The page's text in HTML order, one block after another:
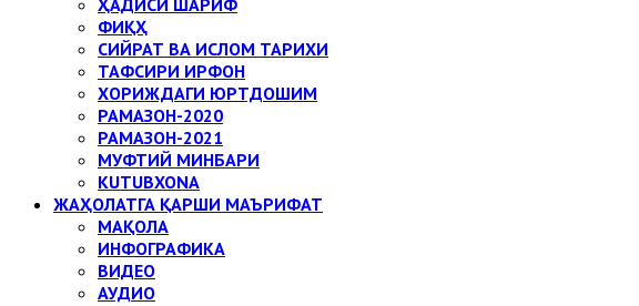
ҲАДИСИ ШАРИФ
ФИҚҲ
СИЙРАТ ВА ИСЛОМ ТАРИХИ
ТАФСИРИ ИРФОН
ХОРИЖДАГИ ЮРТДОШИМ
РАМАЗОН-2020
РАМАЗОН-2021
МУФТИЙ МИНБАРИ
KUTUBXONA
ЖАҲОЛАТГА ҚАРШИ МАЪРИФАТ
МАҚОЛА
ИНФОГРАФИКА
ВИДЕО
АУДИО